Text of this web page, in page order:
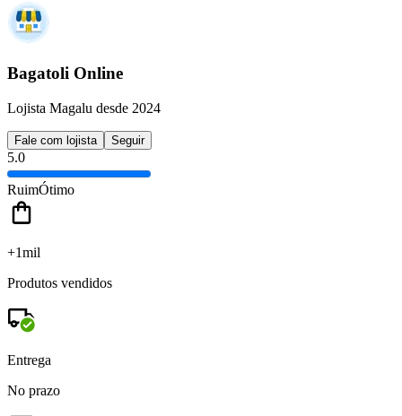
Bagatoli Online
Lojista Magalu desde 2024
Fale com lojista Seguir
5.0
RuimÓtimo
+1mil
Produtos vendidos
Entrega
No prazo